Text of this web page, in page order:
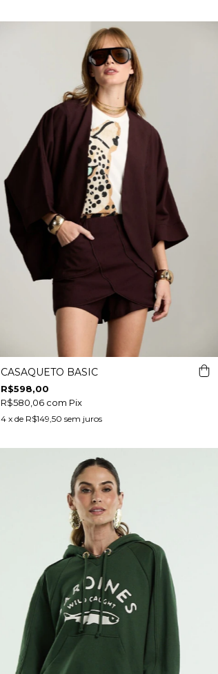
CASAQUETO BASIC
R$598,00
R$580,06 com Pix
4 x de R$149,50 sem juros